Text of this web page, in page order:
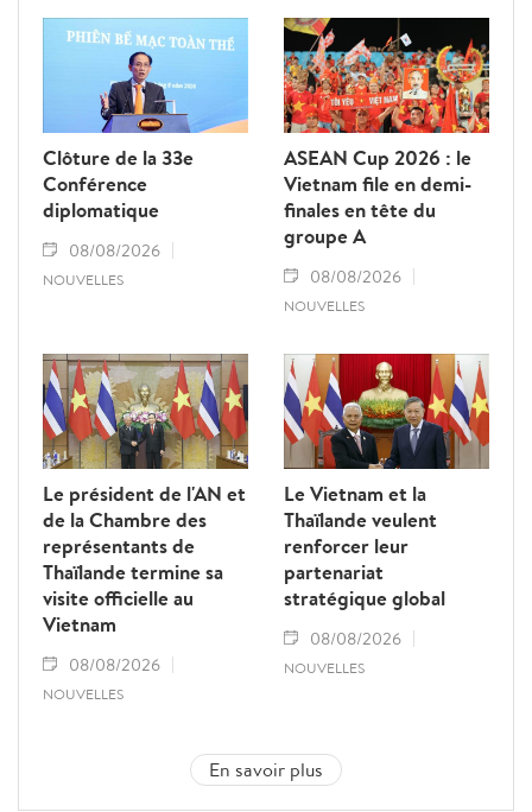
Clôture de la 33e
Conférence
diplomatique
08/08/2026
NOUVELLES
ASEAN Cup 2026 : le
Vietnam file en demi-
finales en tête du
groupe A
08/08/2026
NOUVELLES
Le président de l'AN et
de la Chambre des
représentants de
Thaïlande termine sa
visite officielle au
Vietnam
08/08/2026
NOUVELLES
Le Vietnam et la
Thaïlande veulent
renforcer leur
partenariat
stratégique global
08/08/2026
NOUVELLES
En savoir plus